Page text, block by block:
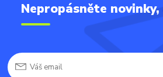
Nepropásněte